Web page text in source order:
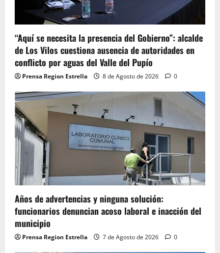
“Aquí se necesita la presencia del Gobierno”: alcalde
de Los Vilos cuestiona ausencia de autoridades en
conflicto por aguas del Valle del Pupío
Prensa Region Estrella 8 de Agosto de 2026 0
Años de advertencias y ninguna solución:
funcionarios denuncian acoso laboral e inacción del
municipio
Prensa Region Estrella 7 de Agosto de 2026 0